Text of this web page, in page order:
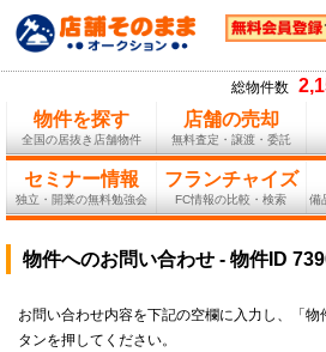
総物件数
物件を探す
全国の居抜き店舗物件
店舗の売却
無料査定・譲渡・委託
セミナー情報
独立・開業の無料勉強会
フランチャイズ
FC情報の比較・検索 備
物件へのお問い合わせ - 物件ID
お問い合わせ内容を下記の空欄に入力し、「
タンを押してください。